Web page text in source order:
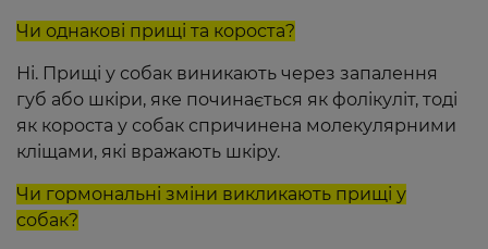
Чи однакові прищі та короста?
Ні. Прищі у собак виникають через запалення
губ або шкіри, яке починається як фолікуліт, тоді
як короста у собак спричинена молекулярними
кліщами, які вражають шкіру.
Чи гормональні зміни викликають прищі у
собак?